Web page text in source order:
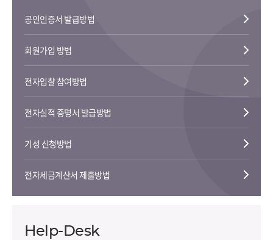
공인인증서 발급방법
회원가입 방법
전자입찰 참여방법
전자실적 증명서 발급방법
기성 신청방법
전자세금계산서 제출방법
Help-Desk